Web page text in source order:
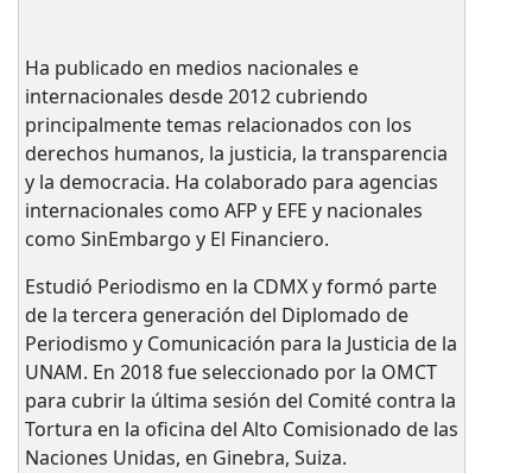
Ha publicado en medios nacionales e
internacionales desde 2012 cubriendo
principalmente temas relacionados con los
derechos humanos, la justicia, la transparencia
y la democracia. Ha colaborado para agencias
internacionales como AFP y EFE y nacionales
como SinEmbargo y El Financiero.
Estudió Periodismo en la CDMX y formó parte
de la tercera generación del Diplomado de
Periodismo y Comunicación para la Justicia de la
UNAM. En 2018 fue seleccionado por la OMCT
para cubrir la última sesión del Comité contra la
Tortura en la oficina del Alto Comisionado de las
Naciones Unidas, en Ginebra, Suiza.